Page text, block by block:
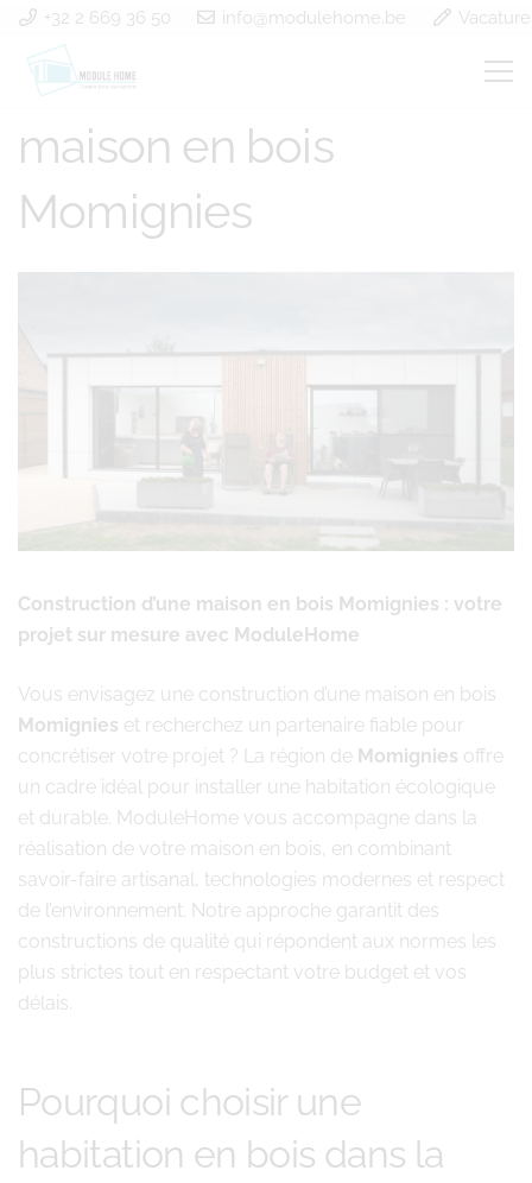
+32 2 669 36 50 info@modulehome.be
construction d’une
maison en bois
Momignies
Construction d’une maison en bois Momignies : votre
projet sur mesure avec ModuleHome
Vous envisagez une construction d’une maison en bois
Momignies et recherchez un partenaire fiable pour
concrétiser votre projet ? La région de Momignies offre
un cadre idéal pour installer une habitation écologique
et durable. ModuleHome vous accompagne dans la
réalisation de votre maison en bois, en combinant
savoir-faire artisanal, technologies modernes et respect
de l’environnement. Notre approche garantit des
constructions de qualité qui répondent aux normes les
plus strictes tout en respectant votre budget et vos
délais.
Pourquoi choisir une
habitation en bois dans la